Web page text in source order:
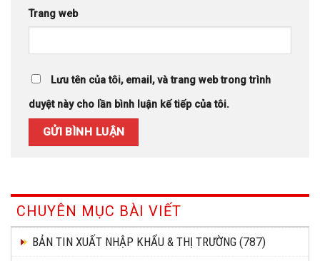
Trang web
Lưu tên của tôi, email, và trang web trong trình
duyệt này cho lần bình luận kế tiếp của tôi.
CHUYÊN MỤC BÀI VIẾT
BẢN TIN XUẤT NHẬP KHẨU & THỊ TRƯỜNG (787)